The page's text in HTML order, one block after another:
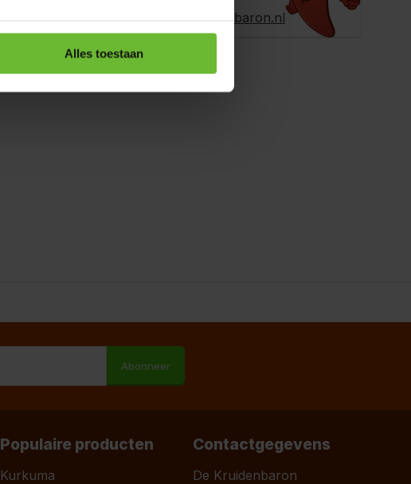
Alles toestaan
mail
info@dekruidenbaron.nl
Abonneer
Populaire producten
Kurkuma
Contactgegevens
De Kruidenbaron